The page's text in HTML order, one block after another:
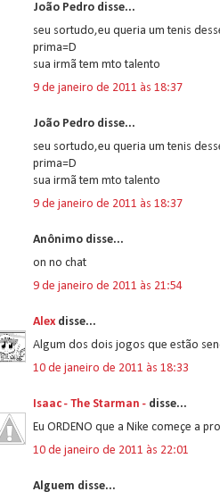
João Pedro disse...
seu sortudo,eu queria um tenis
prima=D
sua irmã tem mto talento
9 de janeiro de 2011 às 18:37
João Pedro disse...
seu sortudo,eu queria um tenis
prima=D
sua irmã tem mto talento
9 de janeiro de 2011 às 18:37
Anônimo disse...
on no chat
9 de janeiro de 2011 às 21:54
Alex disse...
Algum dos dois jogos que estão
10 de janeiro de 2011 às 18:33
Isaac - The Starman - disse...
Eu ORDENO que a Nike começe a
10 de janeiro de 2011 às 22:01
Alguem disse...